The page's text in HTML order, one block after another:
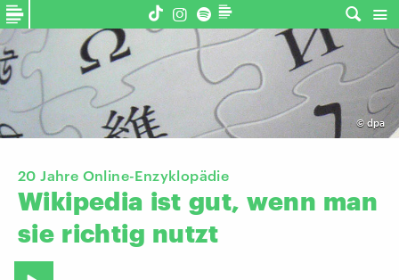
©dpa
20 Jahre Online-Enzyklopädie
Wikipedia ist gut, wenn man
sie richtig nutzt